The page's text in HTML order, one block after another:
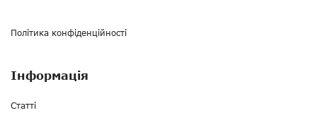
Політика конфіденційності
Інформація
Статті